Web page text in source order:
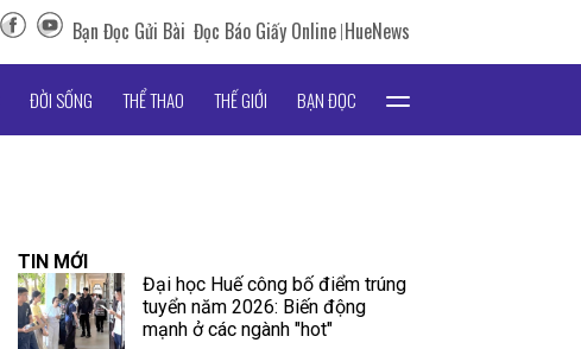
Bạn Đọc Gửi Bài Đọc Báo Giấy Online HueNews
ĐỜI SỐNG THỂ THAO THẾ GIỚI BẠN ĐỌC
TIN MỚI
Đại học Huế công bố điểm trúng
tuyển năm 2026: Biến động
mạnh ở các ngành "hot"